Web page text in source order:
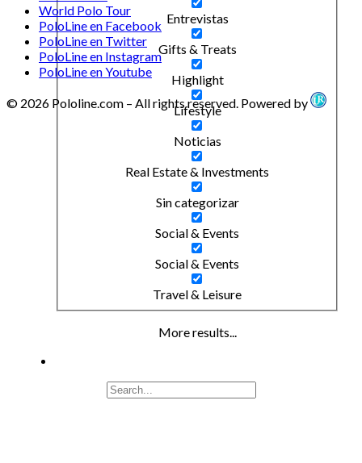
Entrevistas
Gifts & Treats
Highlight
Lifestyle
Noticias
Real Estate & Investments
Sin categorizar
Social & Events
Social & Events
Travel & Leisure
More results...
World Polo Tour
PoloLine en Facebook
PoloLine en Twitter
PoloLine en Instagram
PoloLine en Youtube
© 2026 Pololine.com – All rights reserved. Powered by